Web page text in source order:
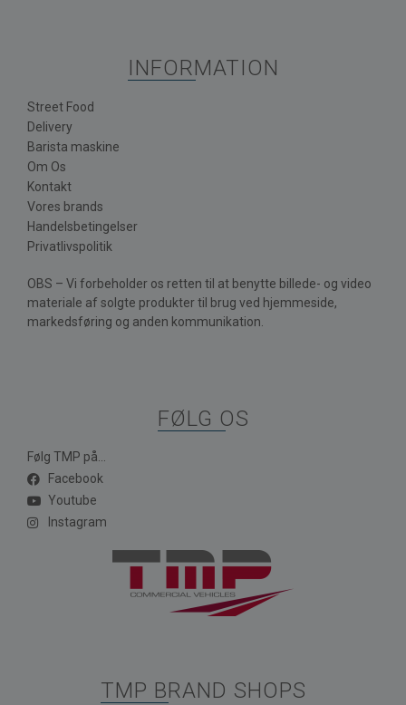
INFORMATION
Street Food
Delivery
Barista maskine
Om Os
Kontakt
Vores brands
Handelsbetingelser
Privatlivspolitik
OBS – Vi forbeholder os retten til at benytte billede- og video
materiale af solgte produkter til brug ved hjemmeside,
markedsføring og anden kommunikation.
FØLG OS
Følg TMP på...
Facebook
Youtube
Instagram
TMP BRAND SHOPS